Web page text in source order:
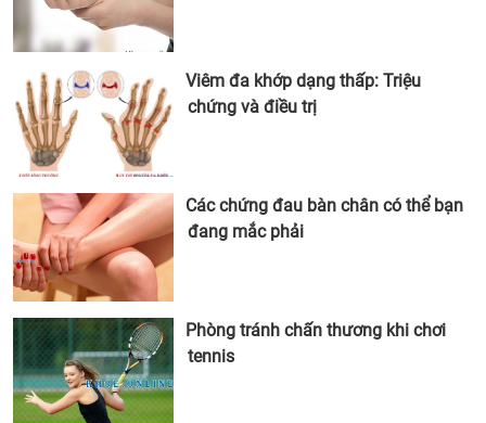
Viêm đa khớp dạng thấp: Triệu
chứng và điều trị
Các chứng đau bàn chân có thể bạn
đang mắc phải
Phòng tránh chấn thương khi chơi
tennis